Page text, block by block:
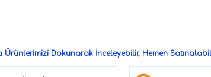
Ürünlerimizi Dokunarak İnceleyebilir, Hemen